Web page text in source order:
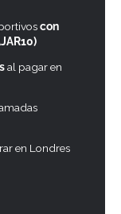
con
al pagar en
en Londres